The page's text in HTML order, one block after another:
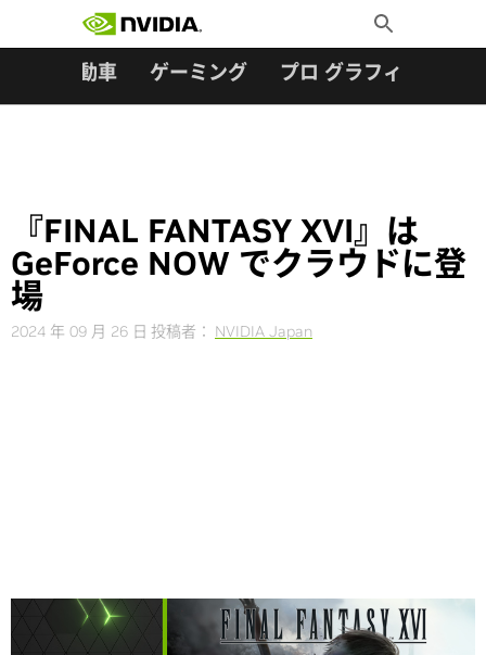
Toggle
Search
自動車 ゲーミング プロ グラフィックス
『FINAL FANTASY XVI』は
GeForce NOW でクラウドに登
場
2024 年 09 月 26 日 投稿者： NVIDIA Japan